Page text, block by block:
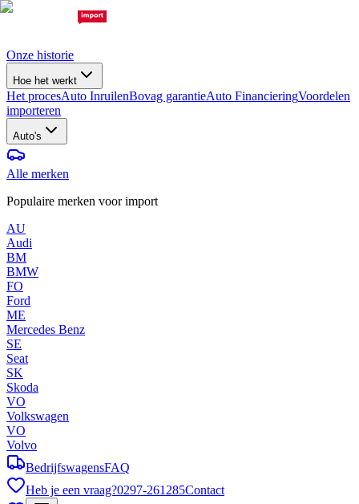
Onze historie
Hoe het werkt
Het procesAuto InruilenBovag garantieAuto FinancieringVoordelen
importeren
Auto's
Alle merken
Populaire merken voor import
AU
Audi
BM
BMW
FO
Ford
ME
Mercedes Benz
SE
Seat
SK
Skoda
VO
Volkswagen
VO
Volvo
BedrijfswagensFAQ
Heb je een vraag?0297-261285Contact